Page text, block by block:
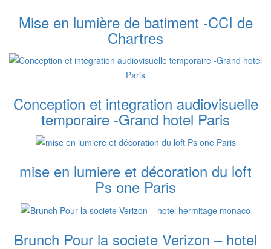
Mise en lumière de batiment -CCI de
Chartres
Conception et integration audiovisuelle
temporaire -Grand hotel Paris
mise en lumiere et décoration du loft
Ps one Paris
Brunch Pour la societe Verizon – hotel